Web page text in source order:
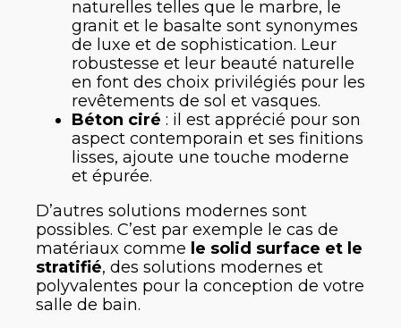
naturelles telles que le marbre, le
granit et le basalte sont synonymes
de luxe et de sophistication. Leur
robustesse et leur beauté naturelle
en font des choix privilégiés pour les
revêtements de sol et vasques.
Béton ciré : il est apprécié pour son
aspect contemporain et ses finitions
lisses, ajoute une touche moderne
et épurée.
D’autres solutions modernes sont
possibles. C’est par exemple le cas de
matériaux comme le solid surface et le
stratifié, des solutions modernes et
polyvalentes pour la conception de votre
salle de bain.